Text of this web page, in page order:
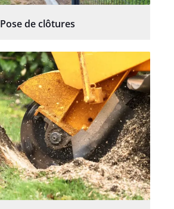
Pose de clôtures